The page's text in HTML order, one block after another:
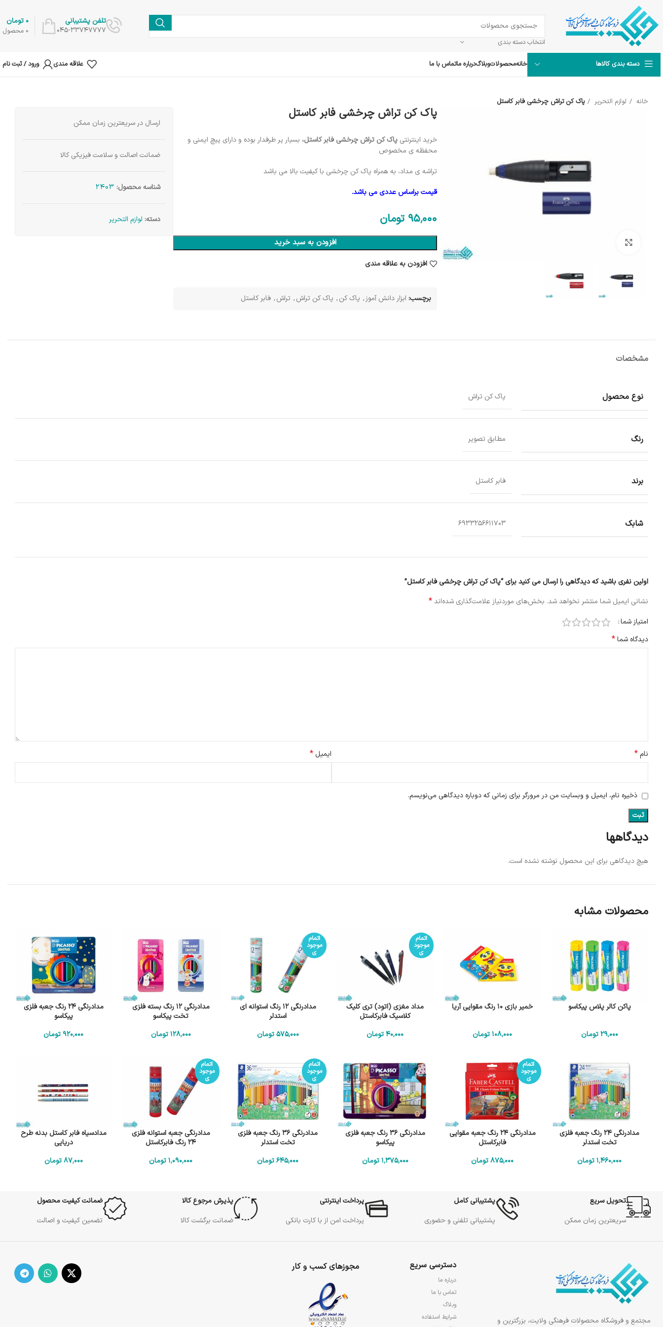
انتخاب دسته بندی
تلفن پشتیبانی
045-33747777
0 محصول
0 تومان
دسته بندی کالاها خانهمحصولاتوبلاگدرباره ماتماس با ما علاقه مندی ورود / ثبت نام
خانه لوازم التحریر پاک کن تراش چرخشی فابر کاستل
پاک کن تراش چرخشی فابر کاستل
خرید اینترنتی پاک کن تراش چرخشی فابر کاستل، بسیار پر طرفدار بوده و دارای پیچ ایمنی و
محفظه ی مخصوص
تراشه ی مداد، به همراه پاک کن چرخشی با کیفیت بالا می باشد
قیمت براساس عددی می باشد.
95٬000 تومان
افزودن به سبد خرید
افزودن به علاقه مندی
برچسب: ابزار دانش آموز, پاک کن, پاک کن تراش, تراش, فابر کاستل
ارسال در سریعترین زمان ممکن
ضمانت اصالت و سلامت فیزیکی کالا
شناسه محصول: 2403
دسته: لوازم التحریر
مشخصات
نوع محصول پاک کن تراش
رنگ مطابق تصویر
برند فابر کاستل
شابک 6933256611703
دیدگاهها
هیچ دیدگاهی برای این محصول نوشته نشده است.
اولین نفری باشید که دیدگاهی را ارسال می کنید برای “پاک کن تراش چرخشی فابر کاستل”
نشانی ایمیل شما منتشر نخواهد شد. بخش‌های موردنیاز علامت‌گذاری شده‌اند*
امتیاز شما
دیدگاه شما*
نام* ایمیل*
ذخیره نام، ایمیل و وبسایت من در مرورگر برای زمانی که دوباره دیدگاهی می‌نویسم.
محصولات مشابه
پاکن کالر پلاس پیکاسو
29٬000تومان
خمیر بازی 10 رنگ مقوایی آریا
108٬000تومان
اتمام
موجود
ی
مداد مغزی (اتود) تری کلیک
کلاسیک فابرکاستل
40٬000تومان
اتمام
موجود
ی
مدادرنگی 12 رنگ استوانه ای
استدلر
575٬000تومان
مدادرنگی 12 رنگ بسته فلزی
تخت پیکاسو
128٬000 تومان
مدادرنگی 24 رنگ جعبه فلزی
پیکاسو
920٬000 تومان
مدادرنگی 24 رنگ جعبه فلزی
تخت استدلر
1٬460٬000 تومان
اتمام
موجود
ی
مدادرنگی 24 رنگ جعبه مقوایی
فابرکاستل
875٬000تومان
مدادرنگی 36 رنگ جعبه فلزی
پیکاسو
1٬375٬000 تومان
اتمام
موجود
ی
مدادرنگی 36 رنگ جعبه فلزی
تخت استدلر
645٬000 تومان
اتمام
موجود
ی
مدادرنگی جعبه استوانه فلزی
24 رنگ فابرکاستل
1٬090٬000تومان
مدادسیاه فابر کاستل بدنه طرح
دریایی
87٬000 تومان
تحویل سریع
سریعترین زمان ممکن
پشتیبانی کامل
پشتیبانی تلفنی و حضوری
پرداخت اینترنتی
پرداخت امن از با کارت بانکی
پذیرش مرجوع کالا
ضمانت برگشت کالا
ضمانت کیفیت محصول
تضمین کیفیت و اصالت
مجتمع و فروشگاه محصولات فرهنگی ولایت، بزرگترین و
دسترسی سریع
درباره ما
تماس با ما
وبلاگ
شرایط استفاده
مجوزهای کسب و کار